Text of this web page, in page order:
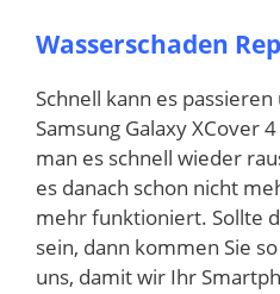
Wasserschaden
Schnell kann es
Samsung Galaxy XCover
man es schnell wieder
es danach schon nicht
mehr funktioniert. Sollte
sein, dann kommen Sie
uns, damit wir Ihr